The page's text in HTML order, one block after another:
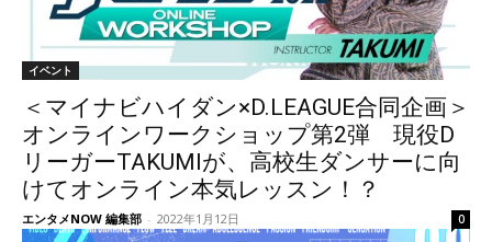
イベント
＜マイナビハイダン×D.LEAGUE合同企画＞
オンラインワークショップ第2弾 現役D
リーガーTAKUMIが、高校生ダンサーに向
けてオンライン本気レッスン！？
エンタメNOW 編集部 - 2022年1月12日 0